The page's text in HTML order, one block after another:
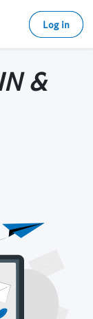
Log in
&